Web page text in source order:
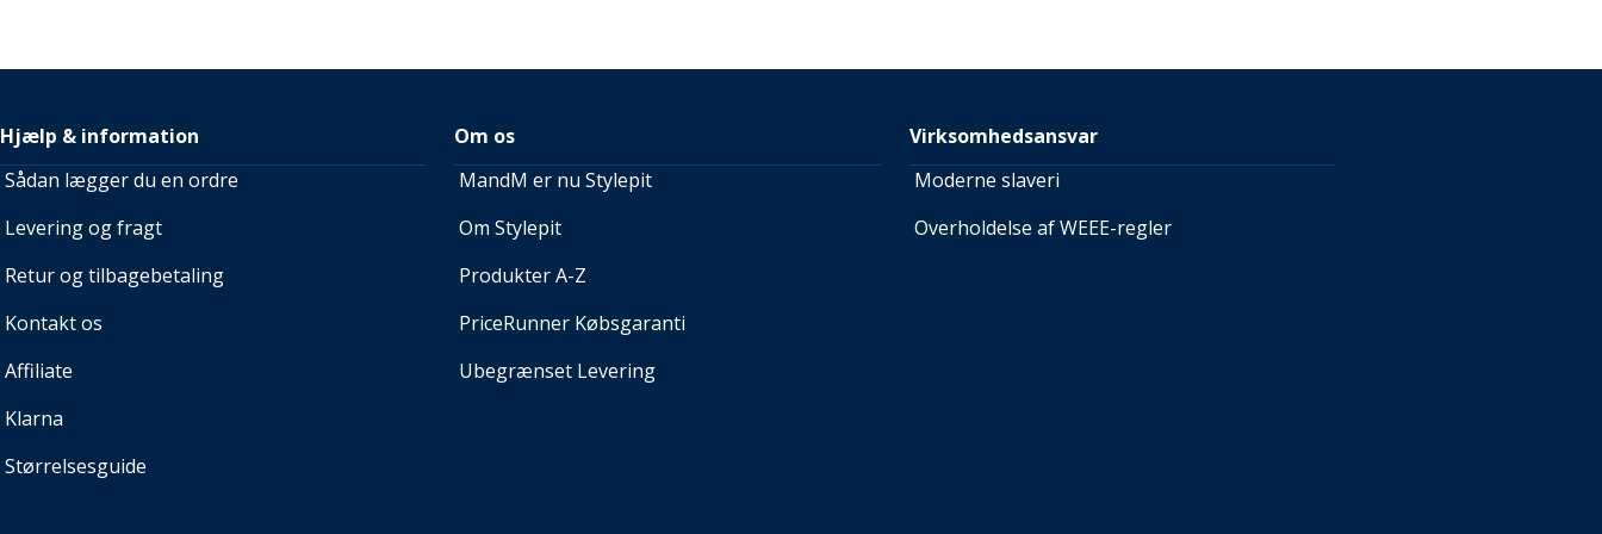
Hjælp & information
Sådan lægger du en ordre
Levering og fragt
Retur og tilbagebetaling
Kontakt os
Affiliate
Klarna
Størrelsesguide
Om os
MandM er nu Stylepit
Om Stylepit
Produkter A-Z
PriceRunner Købsgaranti
Ubegrænset Levering
Virksomhedsansvar
Moderne slaveri
Overholdelse af WEEE-regler